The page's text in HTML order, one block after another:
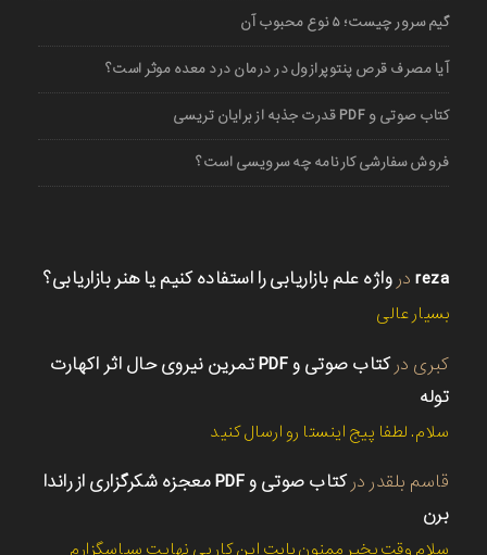
گیم سرور چیست؛ ۵ نوع محبوب آن
آیا مصرف قرص پنتوپرازول در درمان درد معده موثر است؟
کتاب صوتی و PDF قدرت جذبه از برایان تریسی
فروش سفارشی کارنامه چه سرویسی است؟
reza در واژه علم بازاریابی را استفاده کنیم یا هنر بازاریابی؟
بسیار عالی
کبری در
کتاب صوتی و PDF تمرین نیروی حال اثر اکهارت
توله
سلام. لطفا پیج اینستا رو ارسال کنید
قاسم بلقدر در
کتاب صوتی و PDF معجزه شکرگزاری از راندا
برن
سلام وقت بخیر ممنون بابت این کار بی نهایت سپاسگزارم